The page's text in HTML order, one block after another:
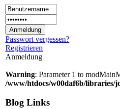
Passwort vergessen?
Registrieren
Anmeldung
Warning: Parameter 1 to
/www/htdocs/w00daf6b/libraries/
Blog Links